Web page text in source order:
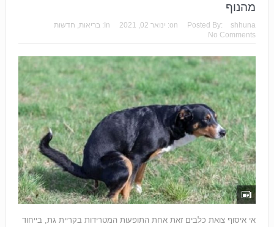
מהנוף
Posted By: shhuna
on: ינואר 02, 2021 In: בריאות, חדשות
No Comments
אי איסוף צואת כלבים זאת אחת התופעות המטרידות בקריית גת, בייחוד